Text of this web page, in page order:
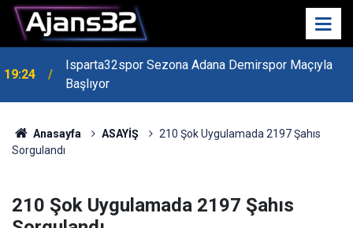
19:24
Isparta32spor Sezona Adana Demirspor Maçıyla
Başlıyor
19:22
Isparta Kredi Batağında
Anasayfa ASAYİŞ
210 Şok Uygulamada 2197 Şahıs
Sorgulandı
210 Şok Uygulamada 2197 Şahıs